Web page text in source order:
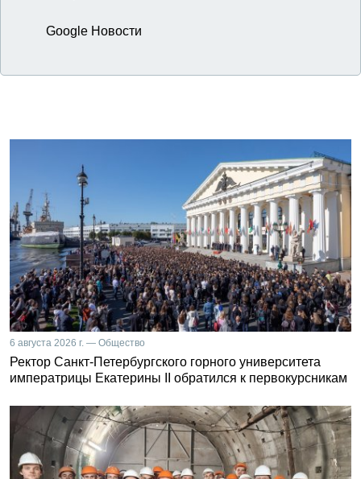
Google Новости
6 августа 2026 г. — Общество
Ректор Санкт-Петербургского горного университета
императрицы Екатерины II обратился к первокурсникам